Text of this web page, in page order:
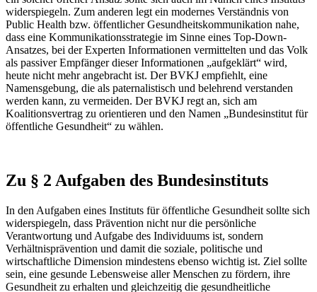
widerspiegeln. Zum anderen legt ein modernes Verständnis von
Public Health bzw. öffentlicher Gesundheitskommunikation nahe,
dass eine Kommunikationsstrategie im Sinne eines Top-Down-
Ansatzes, bei der Experten Informationen vermittelten und das Volk
als passiver Empfänger dieser Informationen „aufgeklärt“ wird,
heute nicht mehr angebracht ist. Der BVKJ empfiehlt, eine
Namensgebung, die als paternalistisch und belehrend verstanden
werden kann, zu vermeiden. Der BVKJ regt an, sich am
Koalitionsvertrag zu orientieren und den Namen „Bundesinstitut für
öffentliche Gesundheit“ zu wählen.
Zu § 2 Aufgaben des Bundesinstituts
In den Aufgaben eines Instituts für öffentliche Gesundheit sollte sich
widerspiegeln, dass Prävention nicht nur die persönliche
Verantwortung und Aufgabe des Individuums ist, sondern
Verhältnisprävention und damit die soziale, politische und
wirtschaftliche Dimension mindestens ebenso wichtig ist. Ziel sollte
sein, eine gesunde Lebensweise aller Menschen zu fördern, ihre
Gesundheit zu erhalten und gleichzeitig die gesundheitliche